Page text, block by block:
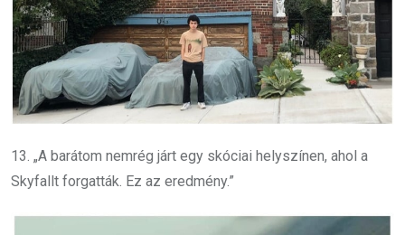
13. „A barátom nemrég járt egy skóciai helyszínen, ahol a
Skyfallt forgatták. Ez az eredmény.”